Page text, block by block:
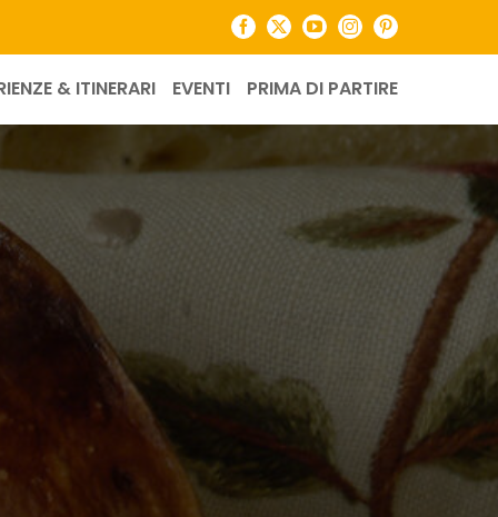
Facebook
X YouTubeInstagramPinterest
& ITINERARI EVENTI PRIMA DI PARTIRE